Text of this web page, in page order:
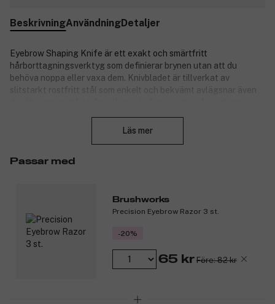
BeskrivningAnvändningDetaljer
Eyebrow Shaping Knife är ett exakt och smärtfritt
hårborttagningsverktyg som definierar brynen utan att du
behöva noppa eller vaxa dem. Knivbladet är tillverkat av
slitstarkt rostfritt stål som enkelt och bekvämt avlägsnar även
perfekta verktyget för en sista touch-up.
Rostfritt stål av högsta kvalitet.
Produktnummer:
Läs mer
Passar med
Brushworks
Precision Eyebrow Razor 3 st.
-20%
65 kr Före: 82 kr